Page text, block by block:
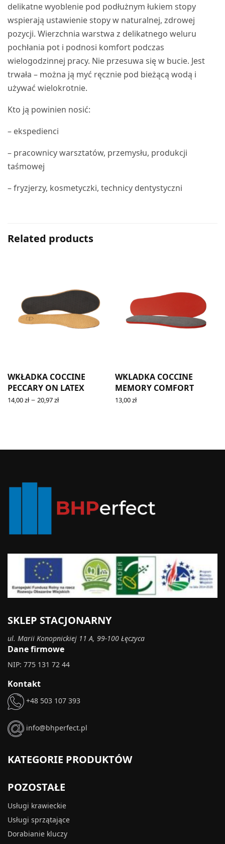
delikatne wyoblenie pod podłużnym łukiem stopy
wspierają ustawienie stopy w naturalnej, zdrowej
pozycji. Wierzchnia warstwa z delikatnego weluru
pochłania pot i podnosi komfort podczas
wielogodzinnej pracy. Nie przesuwa się w bucie. Jest
trwała – można ją myć ręcznie pod bieżącą wodą i
używać wielokrotnie.
Kto ją powinien nosić:
– ekspedienci
– pracownicy warsztatów, przemysłu, produkcji
taśmowej
– fryzjerzy, kosmetyczki, technicy dentystyczni
Related products
WKŁADKA COCCINE
PECCARY ON LATEX
14,00zł– 20,97zł
WKLADKA COCCINE
MEMORY COMFORT
13,00zł
SKLEP STACJONARNY
ul. Marii Konopnickiej 11 A, 99-100 Łęczyca
Dane firmowe
NIP: 775 131 72 44
Kontakt
+48 503 107 393
info@bhperfect.pl
KATEGORIE PRODUKTÓW
POZOSTAŁE
Usługi krawieckie
Usługi sprzątające
Dorabianie kluczy